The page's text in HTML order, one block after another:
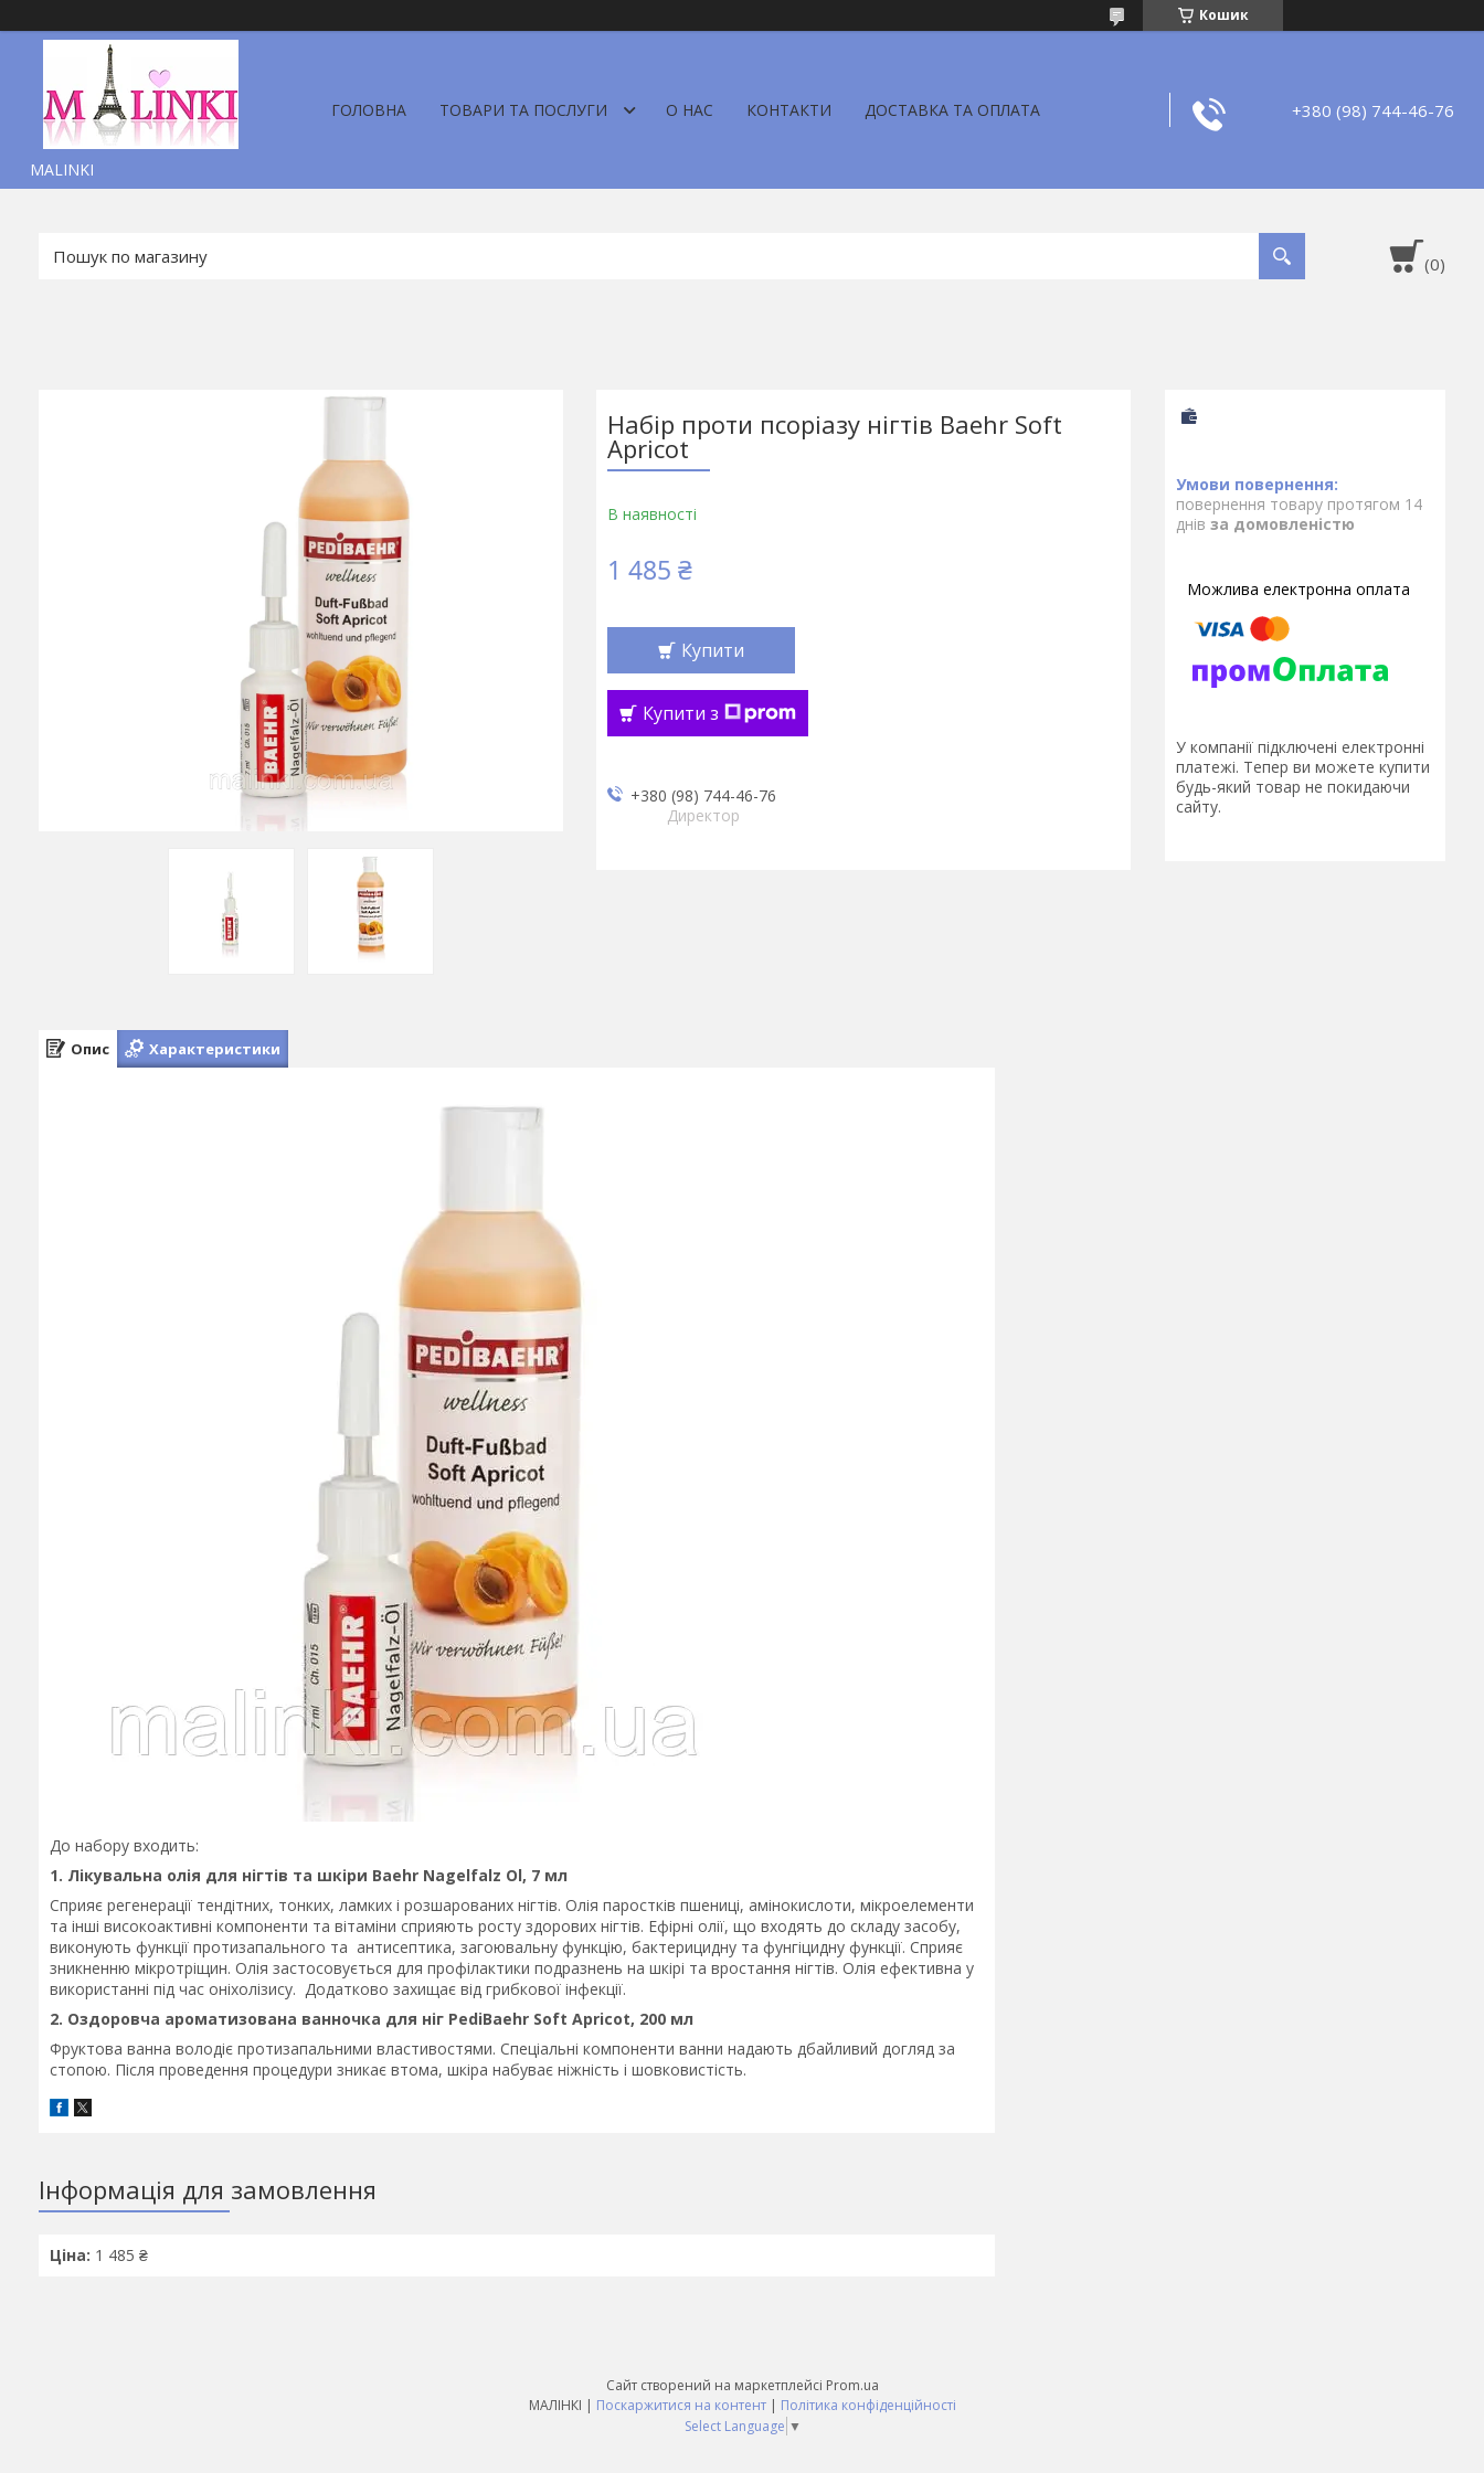
Кошик
MALINKI
ГОЛОВНА ТОВАРИ ТА ПОСЛУГИ О НАС КОНТАКТИ ДОСТАВКА ТА ОПЛАТА +380 (98) 744-46-76
Набір проти псоріазу нігтів Baehr Soft
Apricot
В наявності
1 485 ₴
Купити
Купити з
+380 (98) 744-46-76
Директор
повернення товару протягом 14
днів за домовленістю
У компанії підключені електронні
платежі. Тепер ви можете купити
будь-який товар не покидаючи
сайту.
Опис Характеристики
До набору входить:
1. Лікувальна олія для нігтів та шкіри Baehr Nagelfalz Ol, 7 мл
Cприяє регенерації тендітних, тонких, ламких і розшарованих нігтів. Олія паростків пшениці, амінокислоти, мікроелементи
та інші високоактивні компоненти та вітаміни сприяють росту здорових нігтів. Ефірні олії, що входять до складу засобу,
виконують функції протизапального та антисептика, загоювальну функцію, бактерицидну та фунгіцидну функції. Сприяє
зникненню мікротріщин. Олія застосовується для профілактики подразнень на шкірі та вростання нігтів. Олія ефективна у
використанні під час оніхолізису. Додатково захищає від грибкової інфекції.
2. Оздоровча ароматизована ванночка для ніг PediBaehr Soft Apricot, 200 мл
Фруктова ванна володіє протизапальними властивостями. Спеціальні компоненти ванни надають дбайливий догляд за
стопою. Після проведення процедури зникає втома, шкіра набуває ніжність і шовковистість.
Інформація для замовлення
Ціна: 1 485 ₴
Сайт створений на маркетплейсі Prom.ua
МАЛІНКІ | Поскаржитися на контент | Політика конфіденційності
Select Language ▼